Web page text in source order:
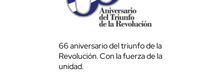
66 aniversario del triunfo de la
Revolución. Con la fuerza de la
unidad.